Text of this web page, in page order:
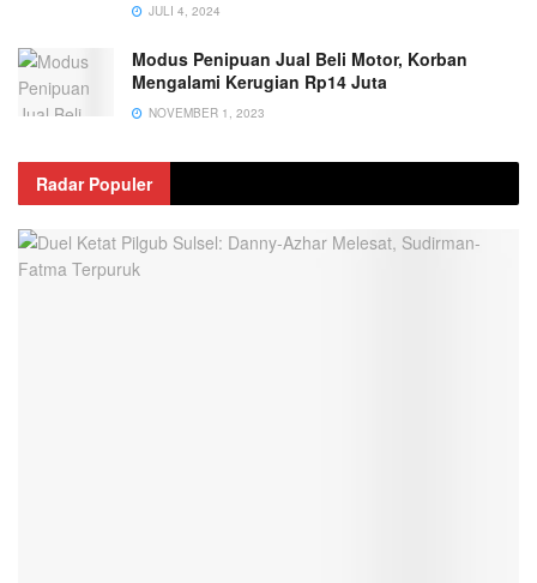
JULI 4, 2024
Modus Penipuan Jual Beli Motor, Korban
Mengalami Kerugian Rp14 Juta
NOVEMBER 1, 2023
Radar Populer